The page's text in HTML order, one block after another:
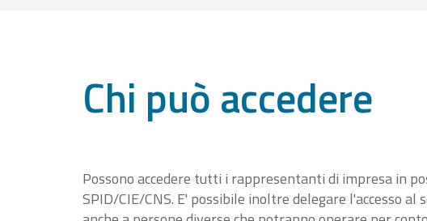
Chi può accedere
Possono accedere tutti i rappresentanti di impresa in
SPID/CIE/CNS. E' possibile inoltre delegare l'accesso al